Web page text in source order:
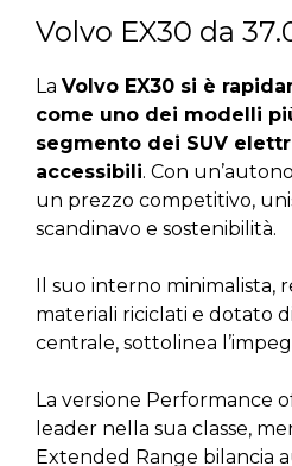
Volvo EX30 da
La Volvo EX30 si è
come uno dei modelli
segmento dei SUV
accessibili. Con
un prezzo competitivo,
scandinavo e sostenibilità.
Il suo interno minimalista,
materiali riciclati e dotato
centrale, sottolinea
La versione Performance
leader nella sua classe,
Extended Range bilancia